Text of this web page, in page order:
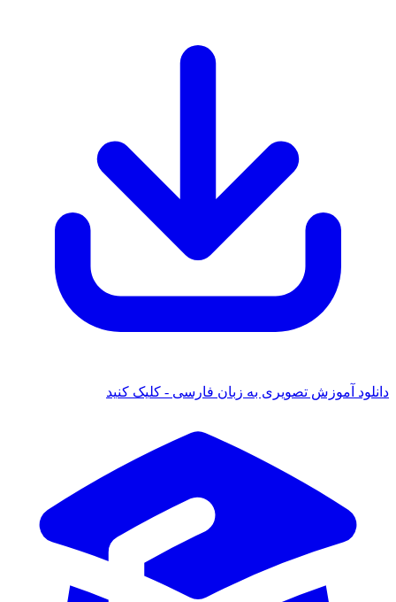
دانلود آموزش تصویری به زبان فارسی - کلیک کنید